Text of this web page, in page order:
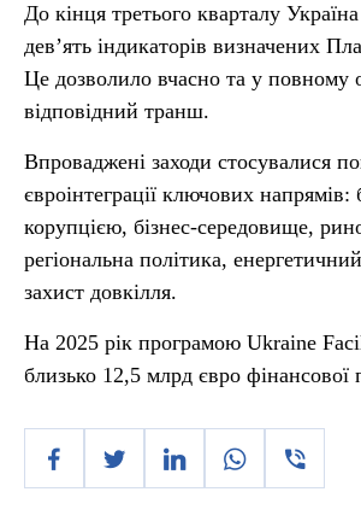
До кінця третього кварталу
дев’ять індикаторів визначених
Це дозволило вчасно та у повному
відповідний транш.
Впроваджені заходи стосувалися
євроінтеграції ключових напрямів:
корупцією, бізнес-середовище,
регіональна політика,
захист довкілля.
На 2025 рік програмою Ukraine
близько 12,5 млрд євро фінансової